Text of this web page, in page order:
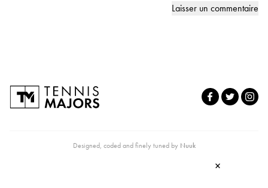
Designed, coded and finely tuned by Nuuk
×